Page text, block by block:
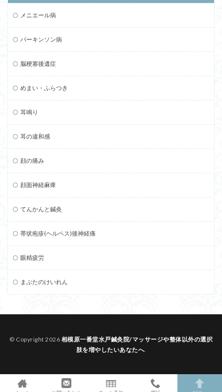
メニエール病
パーキンソン病
脳梗塞後遺症
めまい・ふらつき
耳鳴り
耳の違和感
顔の痛み
顔面神経麻痺
てんかんと鍼灸
帯状疱疹(ヘルペス)後神経痛
眼精疲労
まぶたのけいれん
© Copyright 2026 相模原一番堂水戸鍼灸院/マッサージや整体以外の選択
肢を増やしたいあなたへ.